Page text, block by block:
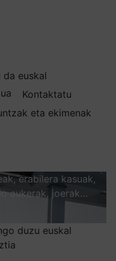
da euskal
Kontaktatu
eta ekimenak
erabilera kasuak,
aukerak, joerak…
duzu euskal